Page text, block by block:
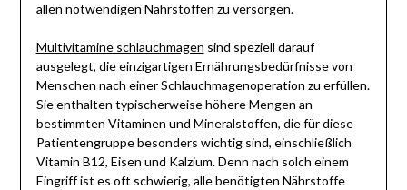
allen notwendigen Nährstoffen zu versorgen.
Multivitamine schlauchmagen sind speziell darauf
ausgelegt, die einzigartigen Ernährungsbedürfnisse von
Menschen nach einer Schlauchmagenoperation zu erfüllen.
Sie enthalten typischerweise höhere Mengen an
bestimmten Vitaminen und Mineralstoffen, die für diese
Patientengruppe besonders wichtig sind, einschließlich
Vitamin B12, Eisen und Kalzium. Denn nach solch einem
Eingriff ist es oft schwierig, alle benötigten Nährstoffe